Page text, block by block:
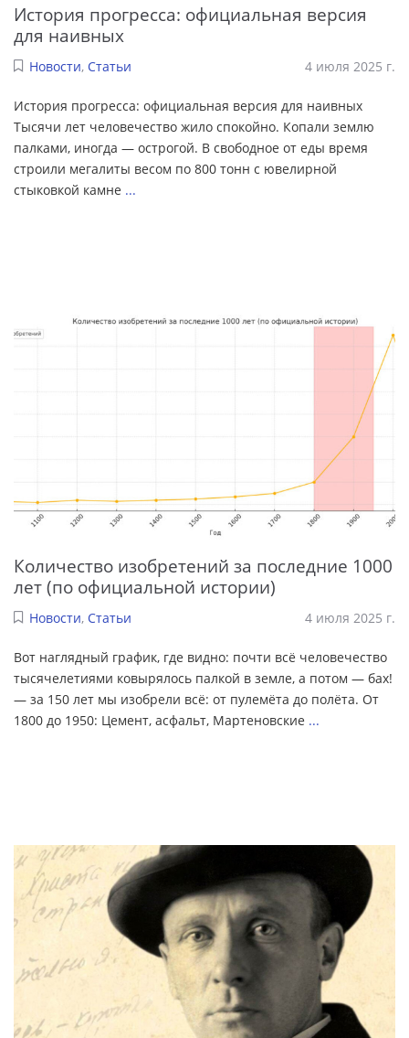
История прогресса: официальная версия
для наивных
Новости, Статьи 4 июля 2025 г.
История прогресса: официальная версия для наивных
Тысячи лет человечество жило спокойно. Копали землю
палками, иногда — острогой. В свободное от еды время
строили мегалиты весом по 800 тонн с ювелирной
стыковкой камне ...
Количество изобретений за последние 1000
лет (по официальной истории)
Новости, Статьи 4 июля 2025 г.
Вот наглядный график, где видно: почти всё человечество
тысячелетиями ковырялось палкой в земле, а потом — бах!
— за 150 лет мы изобрели всё: от пулемёта до полёта. От
1800 до 1950: Цемент, асфальт, Мартеновские ...